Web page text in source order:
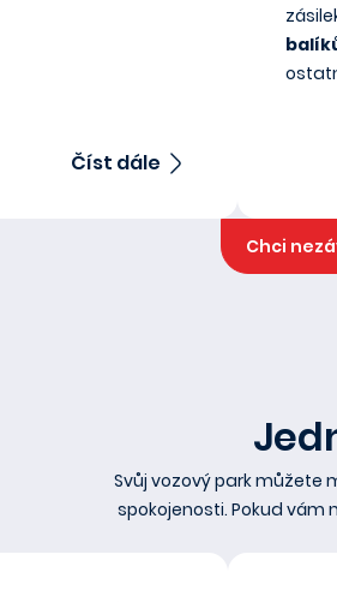
Číst dále
Chci
Svůj vozový park můžete
spokojenosti. Pokud vám